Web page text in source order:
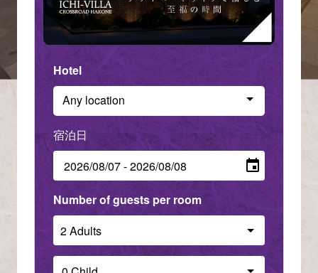
Hotel
Any location
Check in - check out date
Number of guests per room